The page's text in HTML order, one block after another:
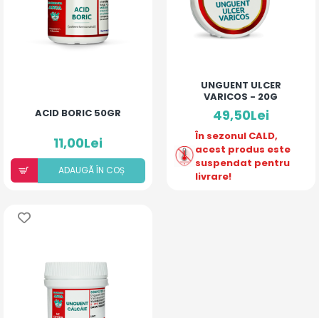
ACID BORIC 50GR
11,00Lei
ADAUGÃ ÎN COȘ
UNGUENT ULCER
VARICOS - 20G
49,50Lei
În sezonul CALD,
acest produs este
suspendat pentru
livrare!